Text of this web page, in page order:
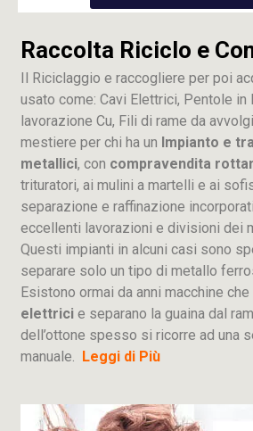
Raccolta Riciclo e
Il Riciclaggio e raccogliere per poi
usato come: Cavi Elettrici, Pentole in
lavorazione Cu, Fili di rame da
mestiere per chi ha un Impianto e
metallici, con compravendita
trituratori, ai mulini a martelli e ai
separazione e raffinazione
eccellenti lavorazioni e divisioni dei
Questi impianti in alcuni casi sono
separare solo un tipo di metallo
Esistono ormai da anni macchine
elettrici e separano la guaina dal
dell’ottone spesso si ricorre ad una
manuale. Leggi di Più